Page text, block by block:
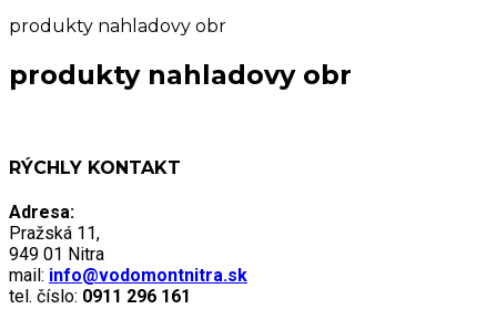
produkty nahladovy obr
produkty nahladovy obr
RÝCHLY KONTAKT
Adresa:
Pražská 11,
949 01 Nitra
mail: info@vodomontnitra.sk
tel. číslo: 0911 296 161